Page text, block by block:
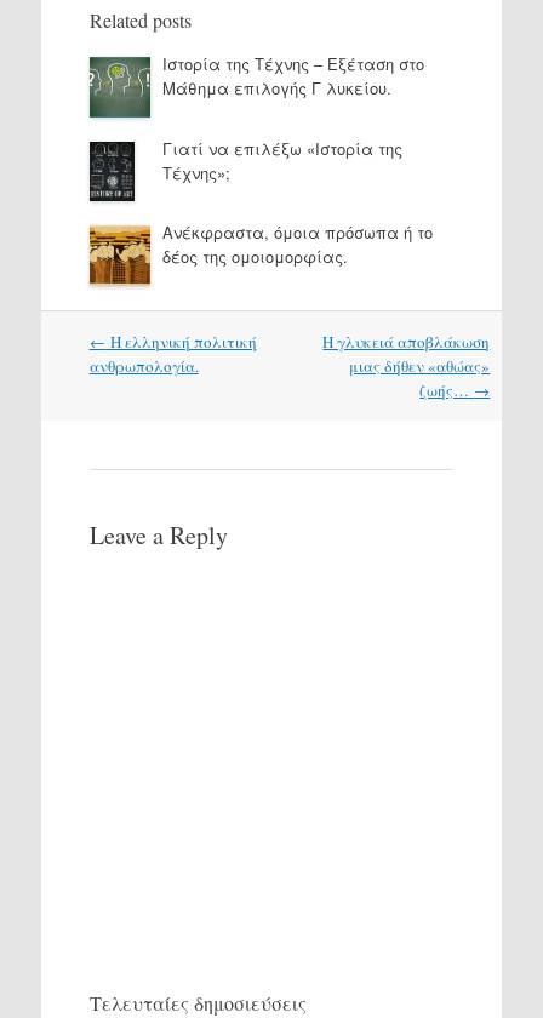
Related posts
Ιστορία της Τέχνης – Εξέταση στο
Μάθημα επιλογής Γ λυκείου.
Γιατί να επιλέξω «Ιστορία της
Τέχνης»;
Ανέκφραστα, όμοια πρόσωπα ή το
δέος της ομοιομορφίας.
Post
navigation
← Η ελληνική πολιτική
ανθρωπολογία.
Η γλυκειά αποβλάκωση
μιας δήθεν «αθώας»
ζωής… →
Leave a Reply
Τελευταίες δημοσιεύσεις